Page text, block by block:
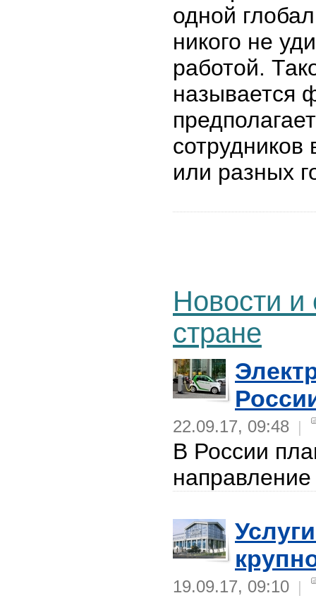
одной
никого не
работой.
называется
сотрудников
или разных
Новости
стране
22.09.17, 09:48 |
В России
19.09.17, 09:10 |